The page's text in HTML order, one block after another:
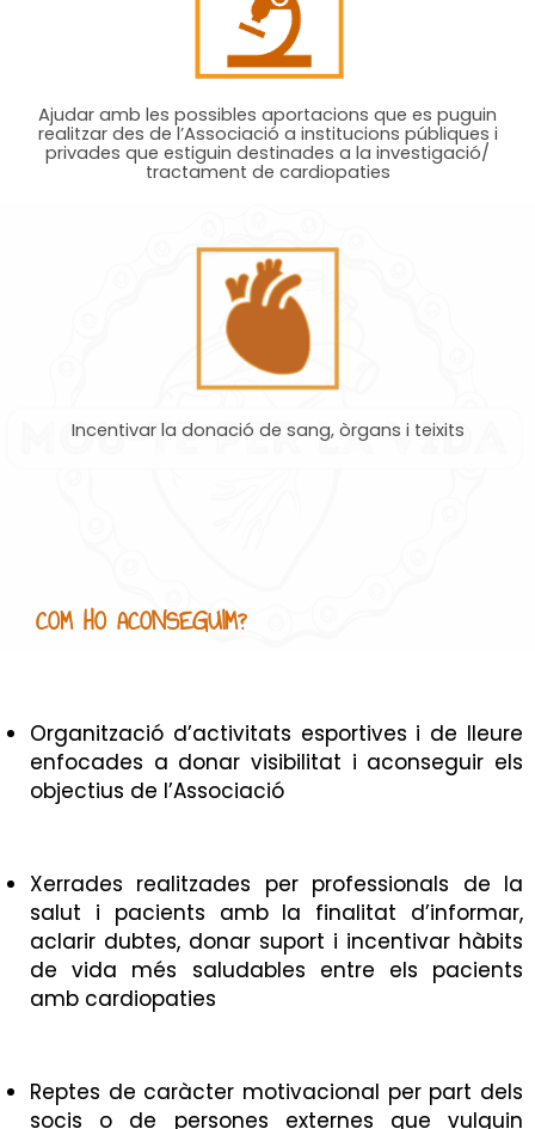
Ajudar amb les possibles aportacions que es puguin
realitzar des de l’Associació a institucions públiques i
privades que estiguin destinades a la investigació/
tractament de cardiopaties
Incentivar la donació de sang, òrgans i teixits
COM HO ACONSEGUIM?
Organització d’activitats esportives i de lleure
enfocades a donar visibilitat i aconseguir els
objectius de l’Associació
Xerrades realitzades per professionals de la
salut i pacients amb la finalitat d’informar,
aclarir dubtes, donar suport i incentivar hàbits
de vida més saludables entre els pacients
amb cardiopaties
Reptes de caràcter motivacional per part dels
socis o de persones externes que vulguin